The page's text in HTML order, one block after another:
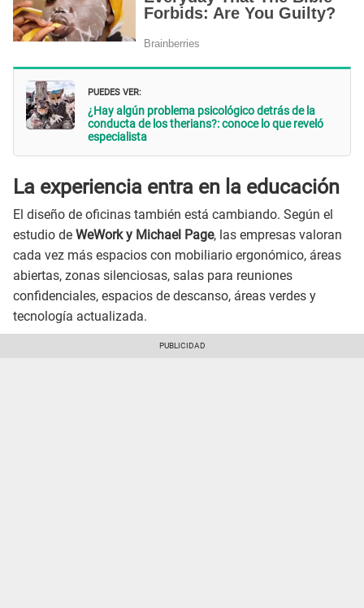
PUEDES VER:
¿Hay algún problema psicológico detrás de la
conducta de los therians?: conoce lo que reveló
especialista
La experiencia entra en la educación
El diseño de oficinas también está cambiando. Según el
estudio de WeWork y Michael Page, las empresas valoran
cada vez más espacios con mobiliario ergonómico, áreas
abiertas, zonas silenciosas, salas para reuniones
confidenciales, espacios de descanso, áreas verdes y
tecnología actualizada.